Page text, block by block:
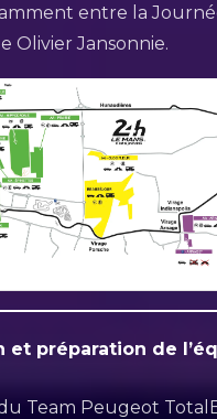
entre la
Olivier Jansonnie.
et préparation de
Team Peugeot